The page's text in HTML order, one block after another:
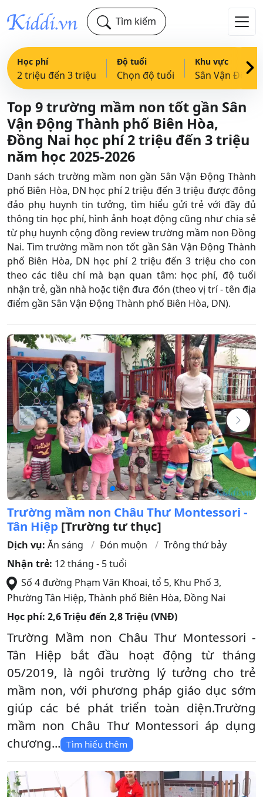
Tìm kiếm
Học phí
2 triệu đến 3 triệu
Độ tuổi
Chọn độ tuổi
Khu vực
Top 9 trường mầm non tốt gần Sân
Vận Động Thành phố Biên Hòa,
Đồng Nai học phí 2 triệu đến 3 triệu
năm học 2025-2026
Danh sách trường mầm non gần Sân Vận Động Thành
phố Biên Hòa, DN học phí 2 triệu đến 3 triệu được đông
đảo phụ huynh tin tưởng, tìm hiểu gửi trẻ với đầy đủ
thông tin học phí, hình ảnh hoạt động cũng như chia sẻ
từ phụ huynh cộng đồng review trường mầm non Đồng
Nai. Tìm trường mầm non tốt gần Sân Vận Động Thành
phố Biên Hòa, DN học phí 2 triệu đến 3 triệu cho con
theo các tiêu chí mà bạn quan tâm: học phí, độ tuổi
nhận trẻ, gần nhà hoặc tiện đưa đón (theo vị trí - tên địa
điểm gần Sân Vận Động Thành phố Biên Hòa, DN).
Trường mầm non Châu Thư Montessori -
Tân Hiệp [Trường tư thục]
Dịch vụ: Ăn sáng Đón muộn
Trông thứ bảy
Nhận trẻ: 12 tháng - 5 tuổi
Số 4 đường Phạm Văn Khoai, tổ 5, Khu Phố 3,
Phường Tân Hiệp, Thành phố Biên Hòa, Đồng Nai
Học phí: 2,6 Triệu đến 2,8 Triệu (VNĐ)
Trường Mầm non Châu Thư Montessori -
Tân Hiệp bắt đầu hoạt động từ tháng
05/2019, là ngôi trường lý tưởng cho trẻ
mầm non, với phương pháp giáo dục sớm
giúp các bé phát triển toàn diện.Trường
mầm non Châu Thư Montessori áp dụng
chương... Tìm hiểu thêm